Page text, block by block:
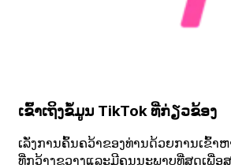
ເຂົ້າເຖິງຂໍ້ມູນ TikTok ທີ່ກ່ຽວຂ້ອງ
ເລັ່ງການຄົ້ນຄວ້າຂອງທ່ານດ້ວຍການເຂົ້າ
ທີ່ກວ້າງຂວາງແລະມີຄຸນນະພາບທີ່ສຸດເພື່ອ